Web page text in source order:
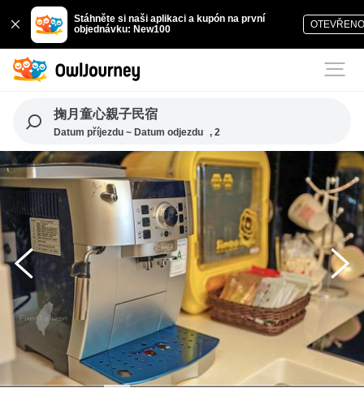
Stáhněte si naši aplikaci a kupón na první
objednávku: New100
掬月童心親子民宿
Datum příjezdu ~ Datum odjezdu , 2